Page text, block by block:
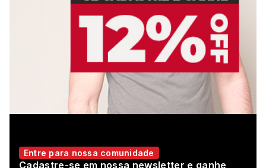
Entre para nossa comunidade
Cadastre-se em nossa newsletter e ganhe